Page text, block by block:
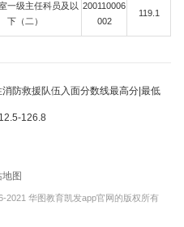
一级主任科员及以
下（二）
200110006
002
119.1
防救援队伍入面分数线最高分|最低
126.8
地图
2021 华图教育凯发app官网的版权所有